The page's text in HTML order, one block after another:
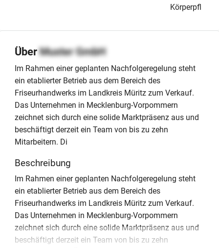
Körperpflege
ÜberMuster GmbH
Im Rahmen einer geplanten Nachfolgeregelung steht
ein etablierter Betrieb aus dem Bereich des
Friseurhandwerks im Landkreis Müritz zum Verkauf.
Das Unternehmen in Mecklenburg-Vorpommern
zeichnet sich durch eine solide Marktpräsenz aus und
beschäftigt derzeit ein Team von bis zu zehn
Mitarbeitern. Di
Beschreibung
Im Rahmen einer geplanten Nachfolgeregelung steht
ein etablierter Betrieb aus dem Bereich des
Friseurhandwerks im Landkreis Müritz zum Verkauf.
Das Unternehmen in Mecklenburg-Vorpommern
zeichnet sich durch eine solide Marktpräsenz aus und
beschäftigt derzeit ein Team von bis zu zehn